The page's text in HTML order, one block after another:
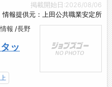
掲載開始日:2026/08/06
情報提供元：上田公共職業安定所
報 /長野
ッ